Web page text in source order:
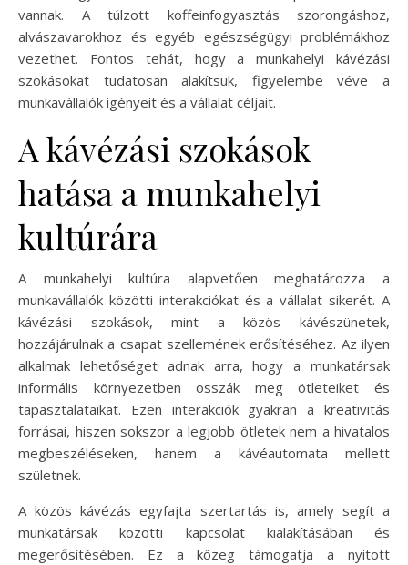
vannak. A túlzott koffeinfogyasztás szorongáshoz,
alvászavarokhoz és egyéb egészségügyi problémákhoz
vezethet. Fontos tehát, hogy a munkahelyi kávézási
szokásokat tudatosan alakítsuk, figyelembe véve a
munkavállalók igényeit és a vállalat céljait.
A kávézási szokások
hatása a munkahelyi
kultúrára
A munkahelyi kultúra alapvetően meghatározza a
munkavállalók közötti interakciókat és a vállalat sikerét. A
kávézási szokások, mint a közös kávészünetek,
hozzájárulnak a csapat szellemének erősítéséhez. Az ilyen
alkalmak lehetőséget adnak arra, hogy a munkatársak
informális környezetben osszák meg ötleteiket és
tapasztalataikat. Ezen interakciók gyakran a kreativitás
forrásai, hiszen sokszor a legjobb ötletek nem a hivatalos
megbeszéléseken, hanem a kávéautomata mellett
születnek.
A közös kávézás egyfajta szertartás is, amely segít a
munkatársak közötti kapcsolat kialakításában és
megerősítésében. Ez a közeg támogatja a nyitott